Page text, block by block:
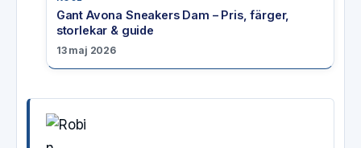
Gant Avona Sneakers Dam – Pris, färger,
storlekar & guide
13 maj 2026